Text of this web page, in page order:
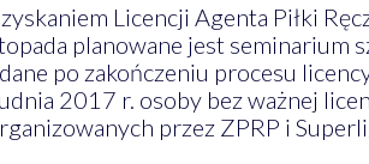
Licencji Agenta Piłki
planowane jest seminarium
po zakończeniu procesu
2017 r. osoby bez ważnej
przez ZPRP i